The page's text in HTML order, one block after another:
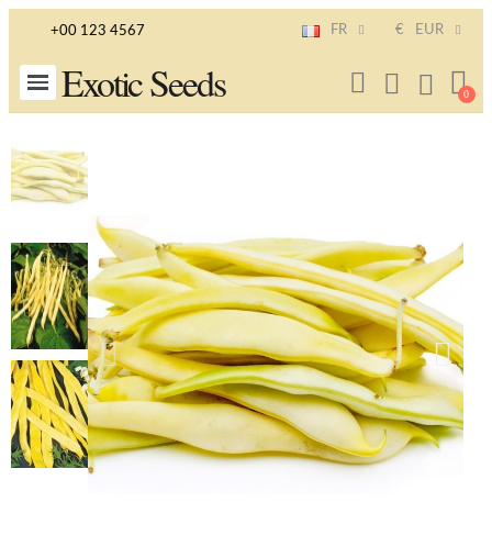
+00 123 4567 FR € EUR
Exotic Seeds